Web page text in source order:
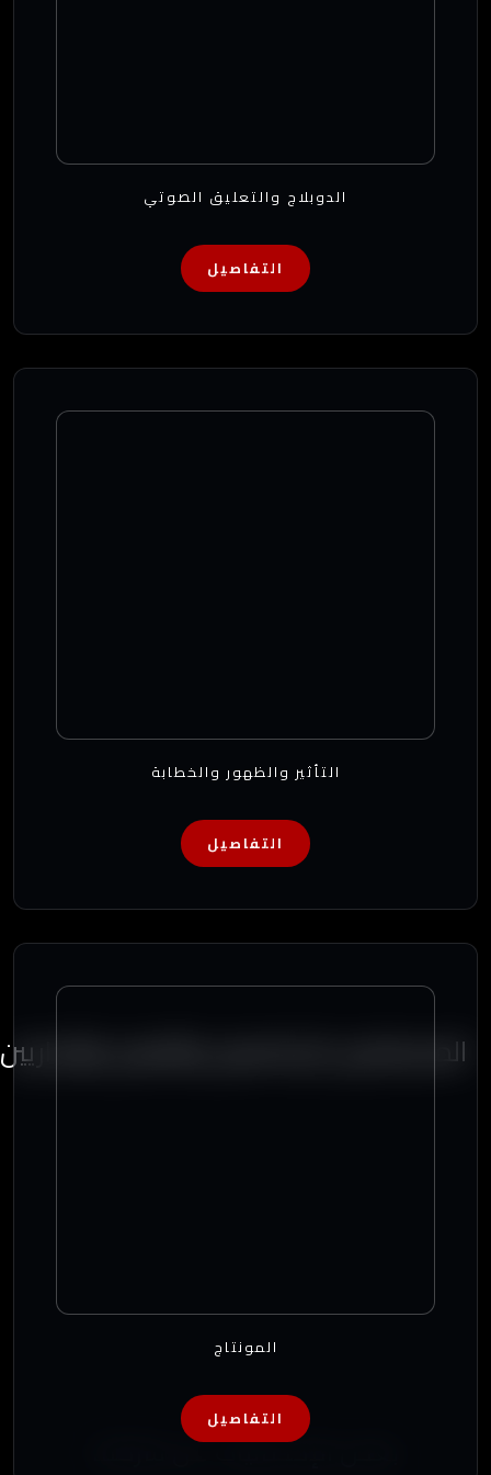
الدوبلاج والتعليق الصوتي
التفاصيل
التأثير والظهور والخطابة
التفاصيل
المونتاج
التفاصيل
المستشارين الإعلاميين والفنيين والإداريين
بعض الإحصائيات عن شركتنا